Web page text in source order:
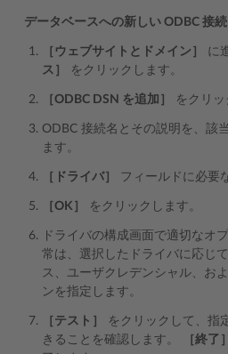
データベースへの新しい ODBC 接
［ウェブサイトとドメイン］ に
ス］
をクリックします。
［ODBC DSN を追加］ をクリッ
ODBC 接続名とその説明を、該
ます。
［ドライバ］ フィールドに必要
［OK］ をクリックします。
ドライバの構成画面で適切なオ
常は、選択したドライバに応じ
ス、ユーザクレデンシャル、お
ンを指定します。
［テスト］
をクリックして、指
きることを確認します。
［終了］